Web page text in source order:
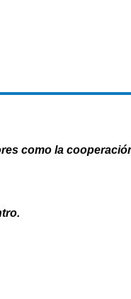
como la